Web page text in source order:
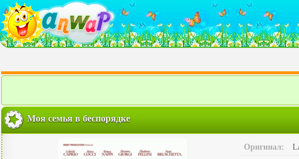
Моя семья в беспорядке
Оригинал: